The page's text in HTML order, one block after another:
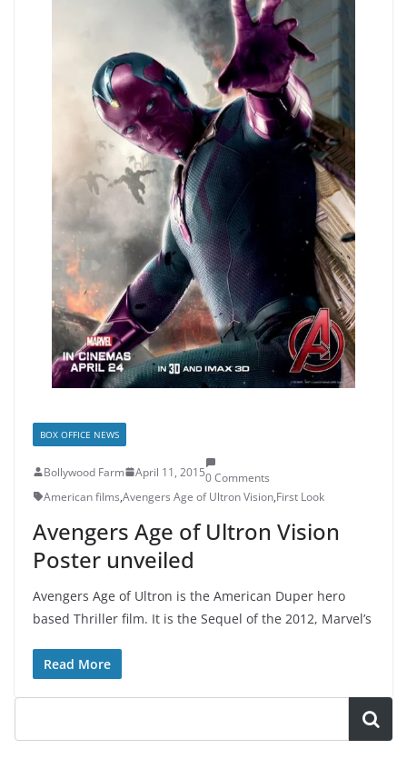
BOX OFFICE NEWS
Bollywood Farm April 11, 20150 Comments
American films,Avengers Age of Ultron Vision,First Look
Avengers Age of Ultron Vision
Poster unveiled
Avengers Age of Ultron is the American Duper hero
based Thriller film. It is the Sequel of the 2012, Marvel’s
Read More